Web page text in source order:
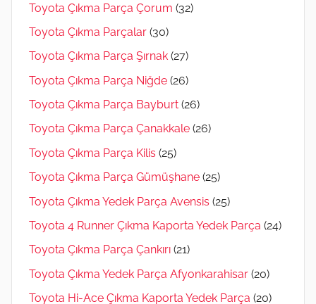
Toyota Çıkma Parça Çorum (32)
Toyota Çıkma Parçalar (30)
Toyota Çıkma Parça Şırnak (27)
Toyota Çıkma Parça Niğde (26)
Toyota Çıkma Parça Bayburt (26)
Toyota Çıkma Parça Çanakkale (26)
Toyota Çıkma Parça Kilis (25)
Toyota Çıkma Parça Gümüşhane (25)
Toyota Çıkma Yedek Parça Avensis (25)
Toyota 4 Runner Çıkma Kaporta Yedek Parça (24)
Toyota Çıkma Parça Çankırı (21)
Toyota Çıkma Yedek Parça Afyonkarahisar (20)
Toyota Hi-Ace Çıkma Kaporta Yedek Parça (20)